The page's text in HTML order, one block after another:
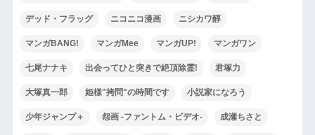
デッド・フラッグ ニコニコ漫画 ニシカワ醇
マンガBANG! マンガMee マンガUP! マンガワン
七尾ナナキ 出会ってひと突きで絶頂除霊! 君塚力
大塚真一郎 姫様"拷問"の時間です 小説家になろう
少年ジャンプ＋ 怨画 -ファントム・ビデオ- 成瀬ちさと